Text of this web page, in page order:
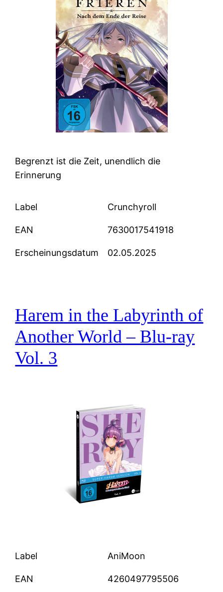
Begrenzt ist die Zeit, unendlich die
Erinnerung
Label Crunchyroll
EAN 7630017541918
Erscheinungsdatum 02.05.2025
Harem in the Labyrinth of
Another World – Blu-ray
Vol. 3
Label AniMoon
EAN 4260497795506